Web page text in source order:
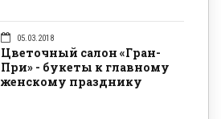
05.03.2018
Цветочный салон «Гран-
При» - букеты к главному
женскому празднику